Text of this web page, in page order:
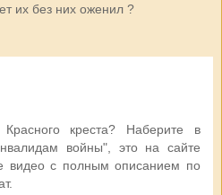
их без них оженил ?
креста? Наберите в
войны", это на сайте
видео с полным описанием по